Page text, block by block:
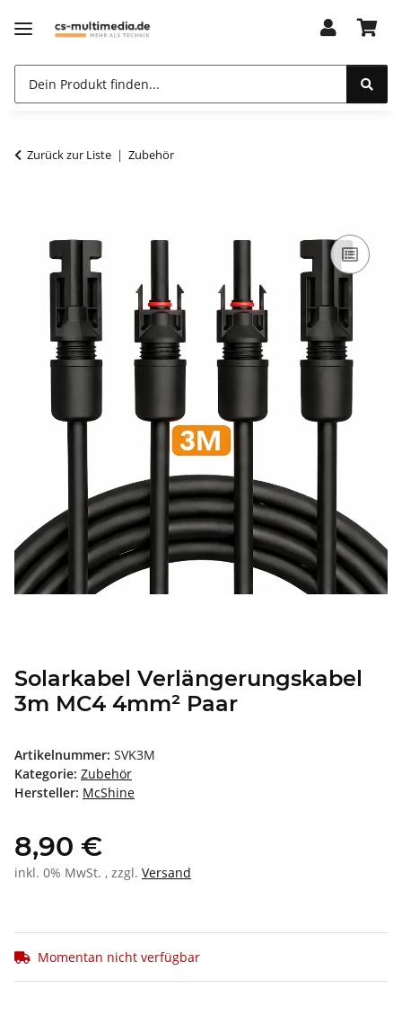
Zurück zur Liste Zubehör
Solarkabel Verlängerungskabel
3m MC4 4mm² Paar
Artikelnummer: SVK3M
Kategorie: Zubehör
Hersteller: McShine
8,90 €
inkl. 0% MwSt. , zzgl. Versand
Momentan nicht verfügbar